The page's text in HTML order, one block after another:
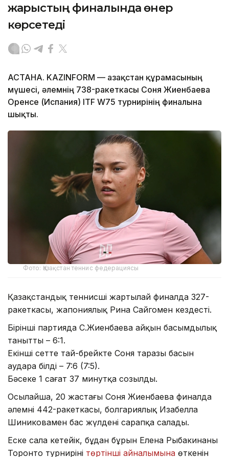
жарыстың финалында өнер
көрсетеді
АСТАНА. KAZINFORM — Қазақстан құрамасының
мүшесі, әлемнің 738-ракеткасы Соня Жиенбаева
Оренсе (Испания) ITF W75 турнирінің финалына
шықты.
Фото: Қазақстан теннис федерациясы
Қазақстандық теннисші жартылай финалда 327-
ракеткасы, жапониялық Рина Сайгомен кездесті.
Бірінші партияда С.Жиенбаева айқын басымдылық
танытты – 6:1.
Екінші сетте тай-брейкте Соня таразы басын
аудара білді – 7:6 (7:5).
Бәсеке 1 сағат 37 минутқа созылды.
Осылайша, 20 жастағы Соня Жиенбаева финалда
әлемнің 442-ракеткасы, болгариялық Изабелла
Шиниковамен бас жүлдені сарапқа салады.
Еске сала кетейік, бұдан бұрын Елена Рыбакинаның
Торонто турнирінің төртінші айналымына өткенін